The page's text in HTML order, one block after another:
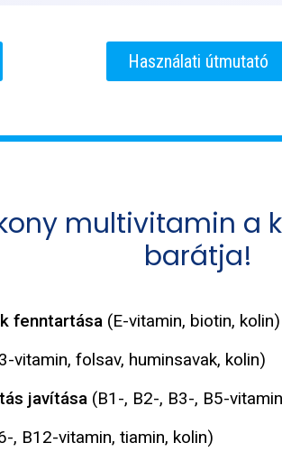
Használati útmutató
multivitamin a
barátja!
fenntartása (E-vitamin, biotin, kolin)
vitamin, folsav, huminsavak, kolin)
javítása (B1-, B2-, B3-, B5-
, B12-vitamin, tiamin, kolin)